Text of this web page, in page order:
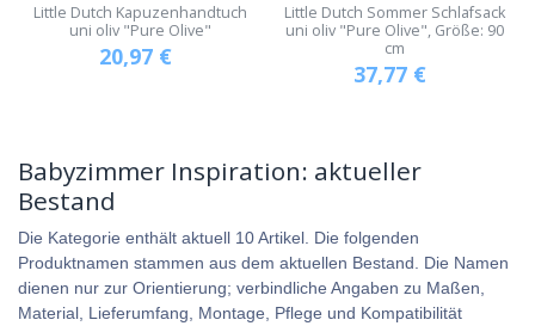
Little Dutch Kapuzenhandtuch
uni oliv "Pure Olive"
20,97 €
Little Dutch Sommer Schlafsack
uni oliv "Pure Olive", Größe: 90
cm
37,77 €
Babyzimmer Inspiration: aktueller
Bestand
Die Kategorie enthält aktuell 10 Artikel. Die folgenden
Produktnamen stammen aus dem aktuellen Bestand. Die Namen
dienen nur zur Orientierung; verbindliche Angaben zu Maßen,
Material, Lieferumfang, Montage, Pflege und Kompatibilität